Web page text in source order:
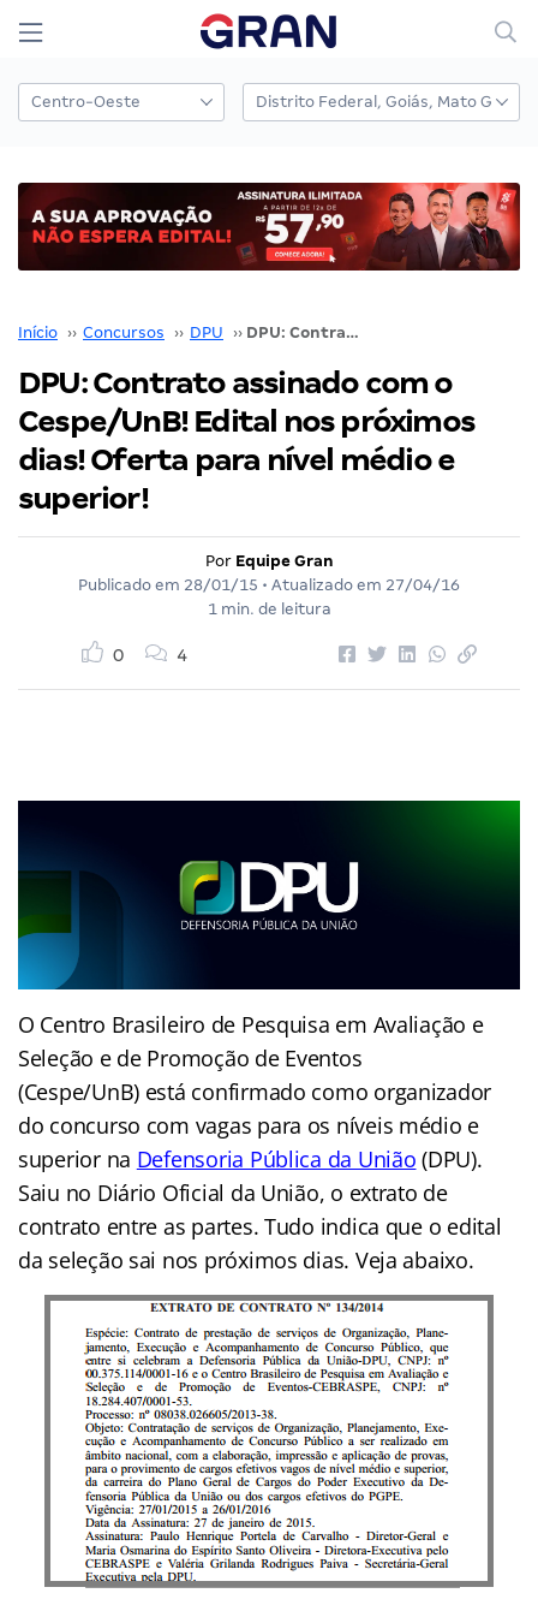
Início ›› Concursos ›› DPU ›› DPU: Contrato assinado com o Cespe/UnB! Edital nos próximos dias! Oferta para nível médio e superior!
DPU: Contrato assinado com o
Cespe/UnB! Edital nos próximos
dias! Oferta para nível médio e
superior!
Por Equipe Gran
Publicado em 28/01/15 • Atualizado em 27/04/16
1 min. de leitura
0 4
O Centro Brasileiro de Pesquisa em Avaliação e
Seleção e de Promoção de Eventos
(Cespe/UnB) está confirmado como organizador
do concurso com vagas para os níveis médio e
superior na Defensoria Pública da União (DPU).
Saiu no Diário Oficial da União, o extrato de
contrato entre as partes. Tudo indica que o edital
da seleção sai nos próximos dias. Veja abaixo.